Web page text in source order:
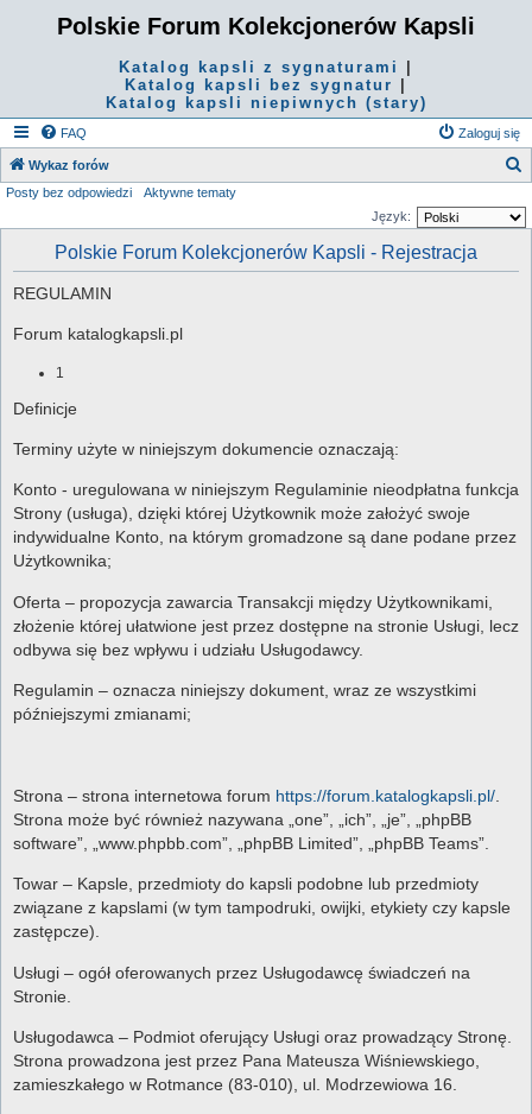
Polskie Forum Kolekcjonerów Kapsli
Katalog kapsli z sygnaturami
Katalog kapsli bez sygnatur
Katalog kapsli niepiwnych (stary)
FAQ Zaloguj się
Wykaz forów
Posty bez odpowiedzi
Aktywne tematy
Język:
Polskie Forum Kolekcjonerów Kapsli - Rejestracja
REGULAMIN
Forum katalogkapsli.pl
1
Definicje
Terminy użyte w niniejszym dokumencie oznaczają:
Konto - uregulowana w niniejszym Regulaminie nieodpłatna funkcja
Strony (usługa), dzięki której Użytkownik może założyć swoje
indywidualne Konto, na którym gromadzone są dane podane przez
Użytkownika;
Oferta – propozycja zawarcia Transakcji między Użytkownikami,
złożenie której ułatwione jest przez dostępne na stronie Usługi, lecz
odbywa się bez wpływu i udziału Usługodawcy.
Regulamin – oznacza niniejszy dokument, wraz ze wszystkimi
późniejszymi zmianami;
Strona – strona internetowa forum https://forum.katalogkapsli.pl/
Strona może być również nazywana „one”, „ich”, „je”, „phpBB
software”, „www.phpbb.com”, „phpBB Limited”, „phpBB Teams”.
Towar – Kapsle, przedmioty do kapsli podobne lub przedmioty
związane z kapslami (w tym tampodruki, owijki, etykiety czy kapsle
zastępcze).
Usługi – ogół oferowanych przez Usługodawcę świadczeń na
Stronie.
Usługodawca – Podmiot oferujący Usługi oraz prowadzący Stronę.
Strona prowadzona jest przez Pana Mateusza Wiśniewskiego,
zamieszkałego w Rotmance (83-010), ul. Modrzewiowa 16.